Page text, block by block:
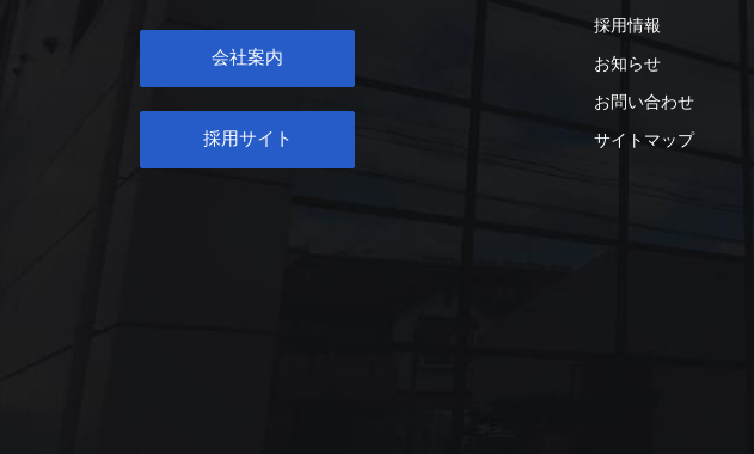
会社案内
採用サイト
採用情報
お知らせ
お問い合わせ
サイトマップ